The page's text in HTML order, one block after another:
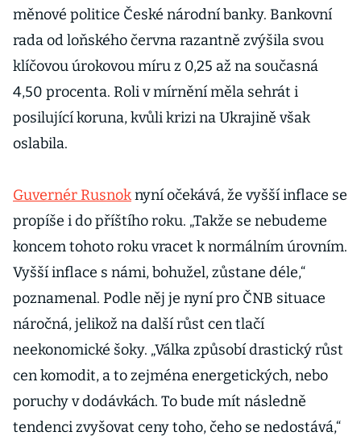
měnové politice České národní banky. Bankovní
rada od loňského června razantně zvýšila svou
klíčovou úrokovou míru z 0,25 až na současná
4,50 procenta. Roli v mírnění měla sehrát i
posilující koruna, kvůli krizi na Ukrajině však
oslabila.
Guvernér Rusnoknyní očekává, že vyšší inflace se
propíše i do příštího roku. „Takže se nebudeme
koncem tohoto roku vracet k normálním úrovním.
Vyšší inflace s námi, bohužel, zůstane déle,“
poznamenal. Podle něj je nyní pro ČNB situace
náročná, jelikož na další růst cen tlačí
neekonomické šoky. „Válka způsobí drastický růst
cen komodit, a to zejména energetických, nebo
poruchy v dodávkách. To bude mít následně
tendenci zvyšovat ceny toho, čeho se nedostává,“